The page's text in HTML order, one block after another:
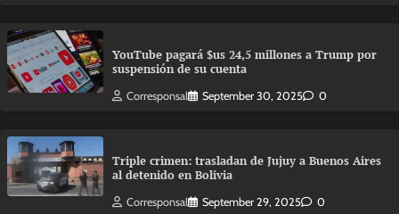
YouTube pagará $us 24,5 millones a Trump por
suspensión de su cuenta
Corresponsal September 30, 2025 0
Triple crimen: trasladan de Jujuy a Buenos Aires
al detenido en Bolivia
Corresponsal September 29, 2025 0